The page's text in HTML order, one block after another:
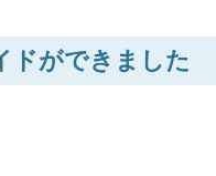
ドができました